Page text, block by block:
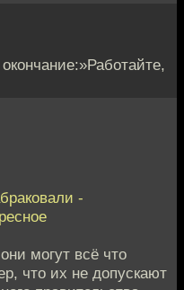
-
могут всё что
что их не допускают